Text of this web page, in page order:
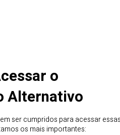
o
Alternativo
ser cumpridos para acessar
os mais importantes: